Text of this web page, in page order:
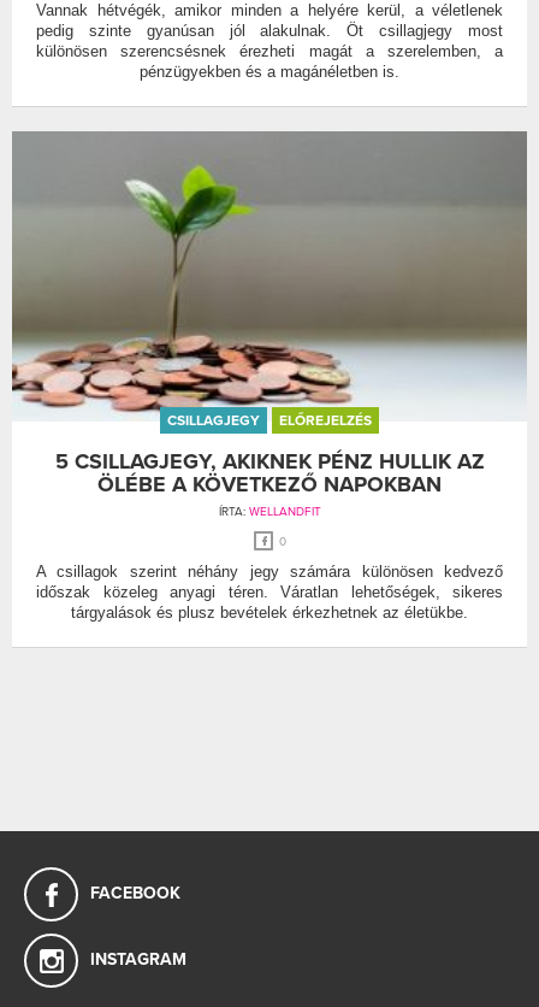
Vannak hétvégék, amikor minden a helyére kerül, a véletlenek
pedig szinte gyanúsan jól alakulnak. Öt csillagjegy most
különösen szerencsésnek érezheti magát a szerelemben, a
pénzügyekben és a magánéletben is.
CSILLAGJEGY ELŐREJELZÉS
5 CSILLAGJEGY, AKIKNEK PÉNZ HULLIK AZ
ÖLÉBE A KÖVETKEZŐ NAPOKBAN
ÍRTA: WELLANDFIT
0
A csillagok szerint néhány jegy számára különösen kedvező
időszak közeleg anyagi téren. Váratlan lehetőségek, sikeres
tárgyalások és plusz bevételek érkezhetnek az életükbe.
FACEBOOK
INSTAGRAM